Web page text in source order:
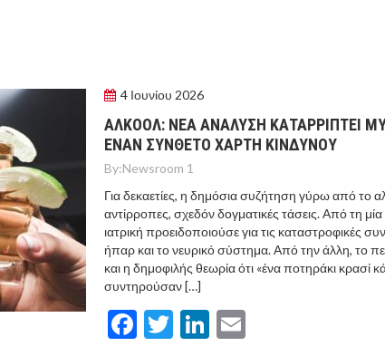
4 Ιουνίου 2026
ΑΛΚΟΟΛ: ΝΕΑ ΑΝΑΛΥΣΗ ΚΑΤΑΡΡΙΠΤΕΙ
ΕΝΑΝ ΣΥΝΘΕΤΟ ΧΑΡΤΗ ΚΙΝΔΥΝΟΥ
By:Newsroom 1
Για δεκαετίες, η δημόσια συζήτηση γύρω από το
αντίρροπες, σχεδόν δογματικές τάσεις. Από τη
ιατρική προειδοποιούσε για τις καταστροφικές
ήπαρ και το νευρικό σύστημα. Από την άλλη, το
και η δημοφιλής θεωρία ότι «ένα ποτηράκι κρασί
συντηρούσαν […]
Facebook
TwitterLinkedIn